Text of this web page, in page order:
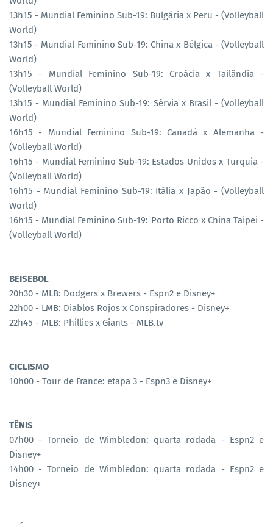
13h15 - Mundial Feminino Sub-19: Bulgária x Peru - (Volleyball
World)
13h15 - Mundial Feminino Sub-19: China x Bélgica - (Volleyball
World)
13h15 - Mundial Feminino Sub-19: Croácia x Tailândia -
(Volleyball World)
13h15 - Mundial Feminino Sub-19: Sérvia x Brasil - (Volleyball
World)
16h15 - Mundial Feminino Sub-19: Canadá x Alemanha -
(Volleyball World)
16h15 - Mundial Feminino Sub-19: Estados Unidos x Turquia -
(Volleyball World)
16h15 - Mundial Feminino Sub-19: Itália x Japão - (Volleyball
World)
16h15 - Mundial Feminino Sub-19: Porto Ricco x China Taipei -
(Volleyball World)
BEISEBOL
20h30 - MLB: Dodgers x Brewers - Espn2 e Disney+
22h00 - LMB: Diablos Rojos x Conspiradores - Disney+
22h45 - MLB: Phillies x Giants - MLB.tv
CICLISMO
10h00 - Tour de France: etapa 3 - Espn3 e Disney+
TÊNIS
07h00 - Torneio de Wimbledon: quarta rodada - Espn2 e
Disney+
14h00 - Torneio de Wimbledon: quarta rodada - Espn2 e
Disney+